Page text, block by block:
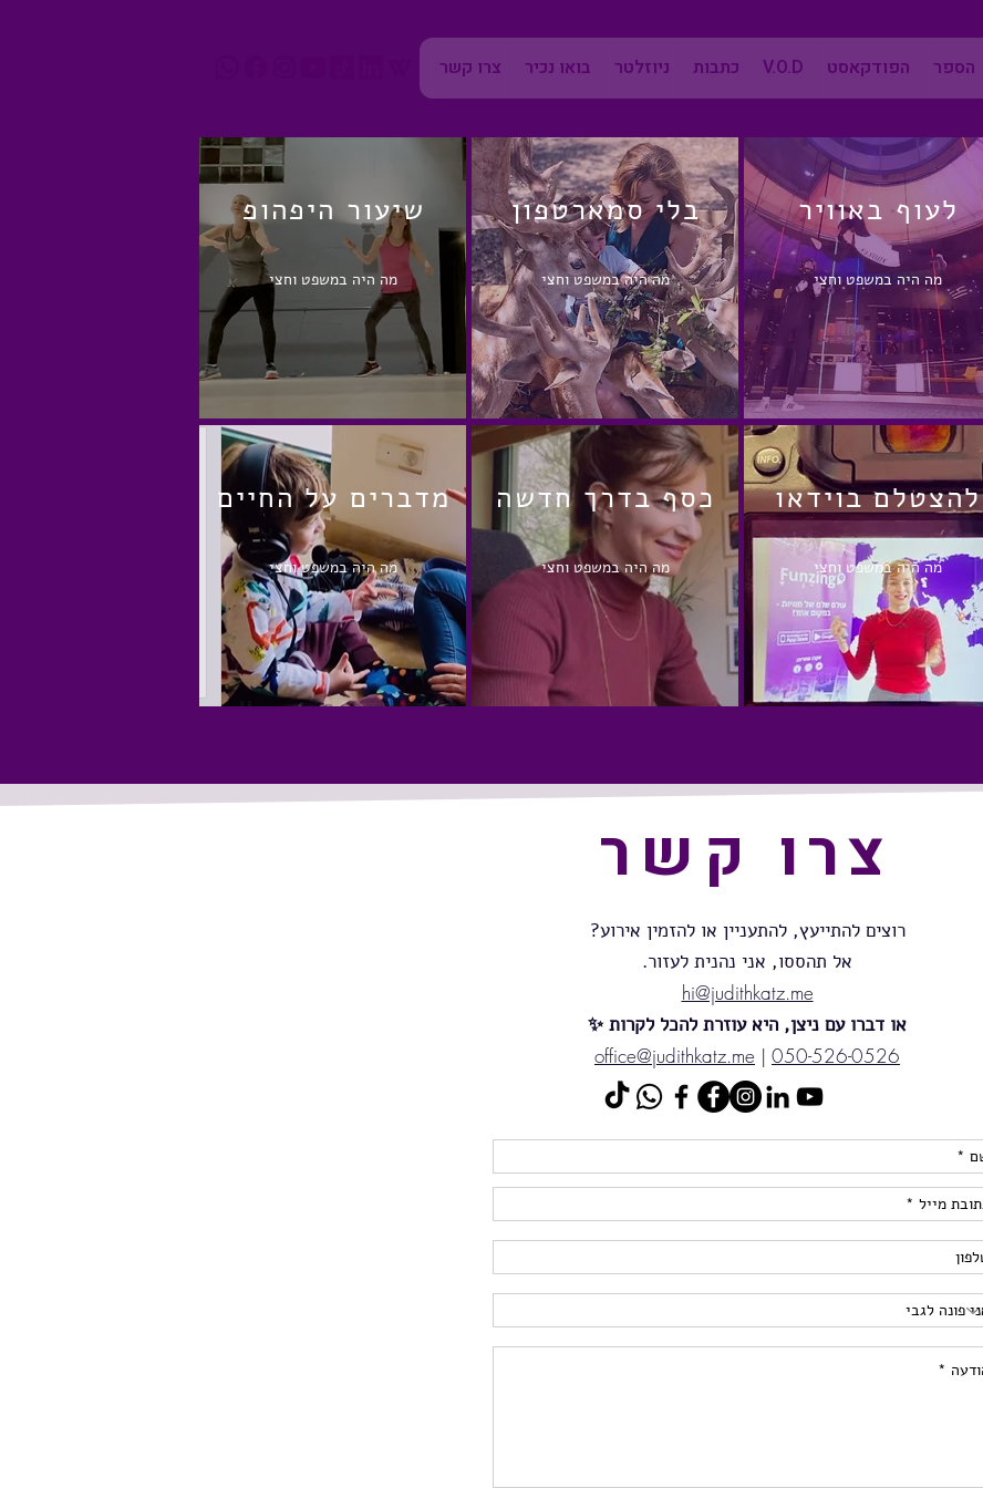
הספר הפודקאסט V.O.D כתבות ניוזלטר בואו נכיר צרו קשר
שיעור היפהופ
מה היה במשפט וחצי
בלי סמארטפון
מה היה במשפט וחצי
לעוף באוויר
מה היה במשפט וחצי
מדברים על החיים
מה היה במשפט וחצי
כסף בדרך חדשה
מה היה במשפט וחצי
להצטלם בוידאו
מה היה במשפט וחצי
צרו קשר
רוצים להתייעץ, להתעניין או להזמין אירוע?
אל תהססו, אני נהנית לעזור.
hi@judithkatz.me
או דברו עם ניצן, היא עוזרת להכל לקרות ✨
050-526-0526
|
office@judithkatz.me